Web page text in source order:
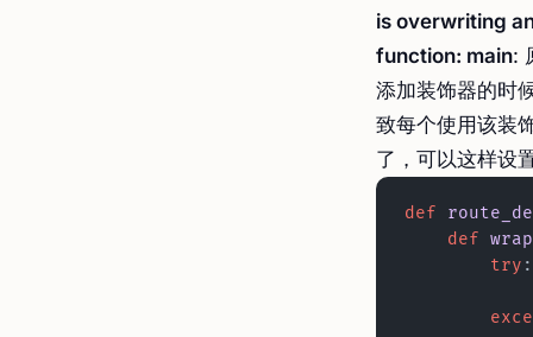
is overwriting
function: main:
添加装饰器的时
致每个使用该装
了，可以这样设
def
    def
        try
: